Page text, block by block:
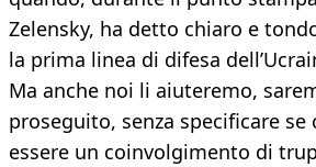
Zelensky, ha detto chiaro e
la prima linea di difesa
Ma anche noi li aiuteremo,
proseguito, senza specificare se
essere un coinvolgimento di